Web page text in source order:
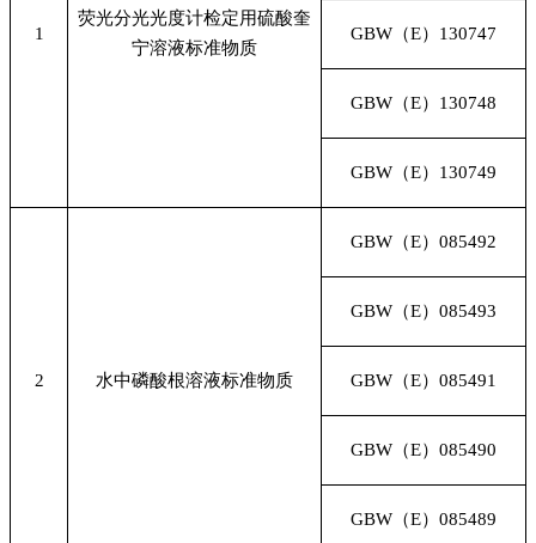
1
荧光分光光度计检定用硫酸奎
宁溶液标准物质
GBW （E）130747
GBW （E）130748
GBW （E）130749
2 水中磷酸根溶液标准物质
GBW （E）085492
GBW （E）085493
GBW （E）085491
GBW （E）085490
GBW （E）085489